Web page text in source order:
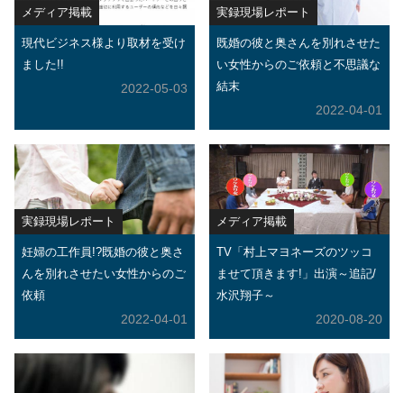
メディア掲載
現代ビジネス様より取材を受け
ました!!
2022-05-03
実録現場レポート
既婚の彼と奥さんを別れさせた
い女性からのご依頼と不思議な
結末
2022-04-01
実録現場レポート
妊婦の工作員!?既婚の彼と奥さ
んを別れさせたい女性からのご
依頼
2022-04-01
メディア掲載
TV「村上マヨネーズのツッコ
ませて頂きます!」出演～追記/
水沢翔子～
2020-08-20